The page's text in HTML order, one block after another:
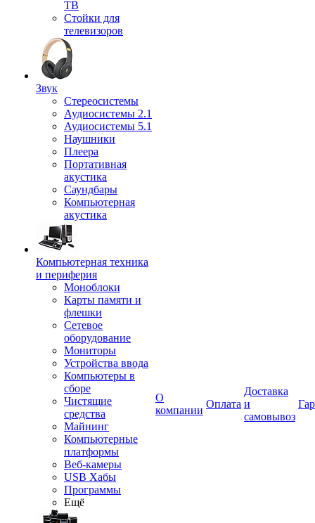
ТВ
Стойки для
телевизоров
Звук
Стереосистемы
Аудиосистемы 2.1
Аудиосистемы 5.1
Наушники
Плеера
Портативная
акустика
Саундбары
Компьютерная
акустика
Компьютерная техника
и периферия
Моноблоки
Карты памяти и
флешки
Сетевое
оборудование
Мониторы
Устройства ввода
Компьютеры в
сборе
Чистящие
средства
Майнинг
Компьютерные
платформы
Веб-камеры
USB Хабы
Программы
Ещё
О
компании
Оплата
Доставка
и
самовывоз